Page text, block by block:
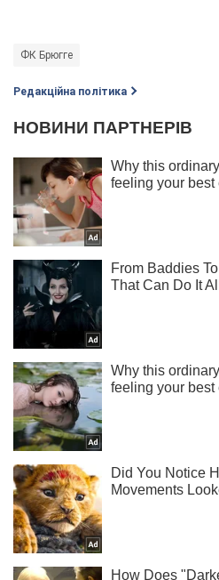
ФК Брюгге
Редакційна політика